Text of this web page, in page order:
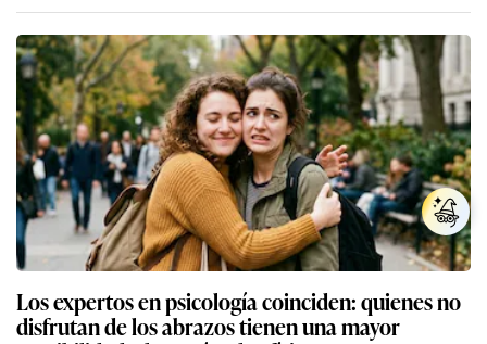
Los expertos en psicología coinciden: quienes no
disfrutan de los abrazos tienen una mayor